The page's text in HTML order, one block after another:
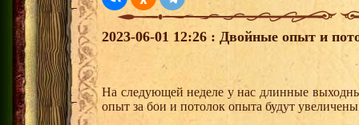
2023-06-01 12:26 : Двойные опыт и
На следующей неделе у нас длинные
опыт за бои и потолок опыта будут увеличены